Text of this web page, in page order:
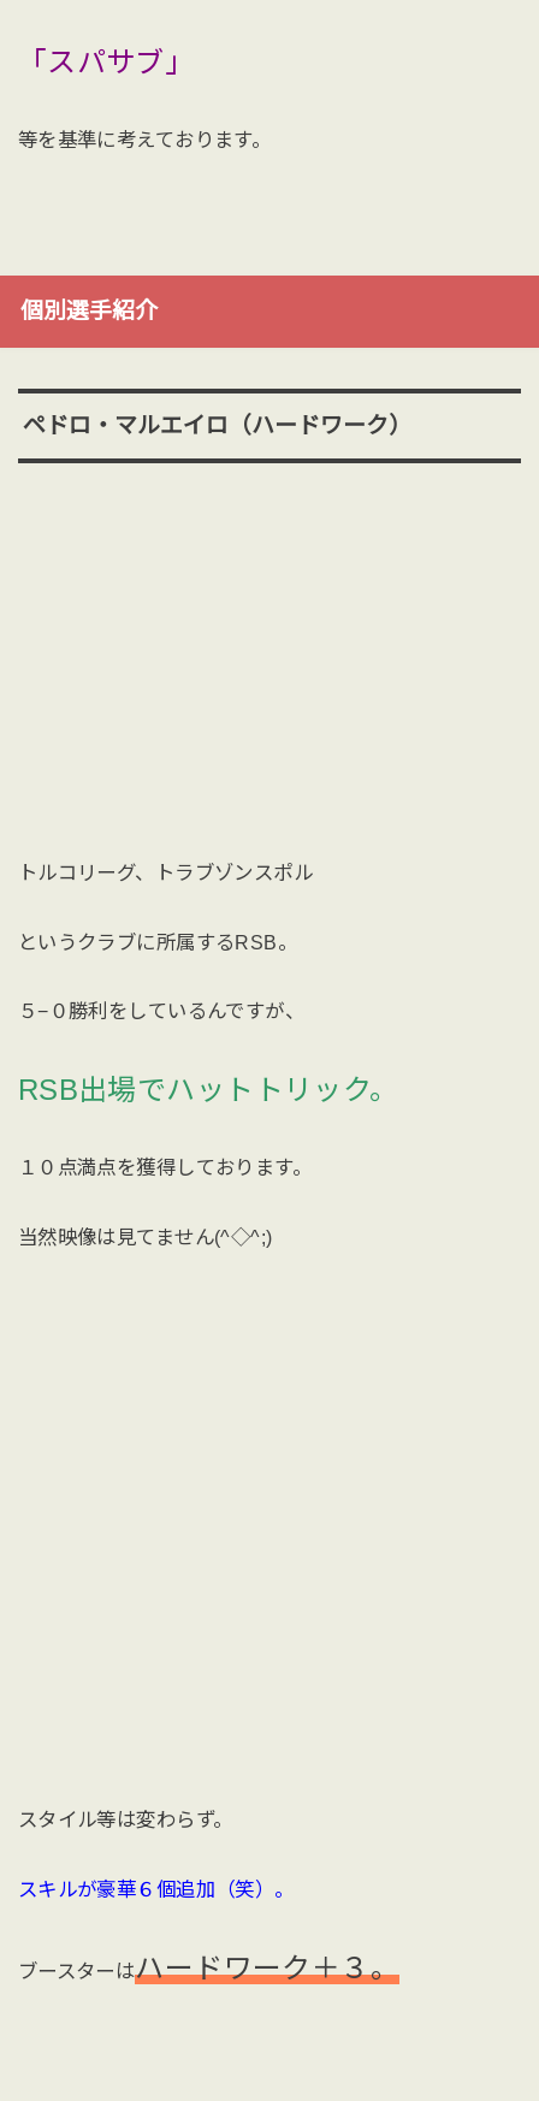
「スパサブ」
等を基準に考えております。
個別選手紹介
ペドロ・マルエイロ（ハードワーク）
トルコリーグ、トラブゾンスポル
というクラブに所属するRSB。
５−０勝利をしているんですが、
RSB出場でハットトリック。
１０点満点を獲得しております。
当然映像は見てません(^◇^;)
スタイル等は変わらず。
スキルが豪華６個追加（笑）。
ブースターはハードワーク＋３。